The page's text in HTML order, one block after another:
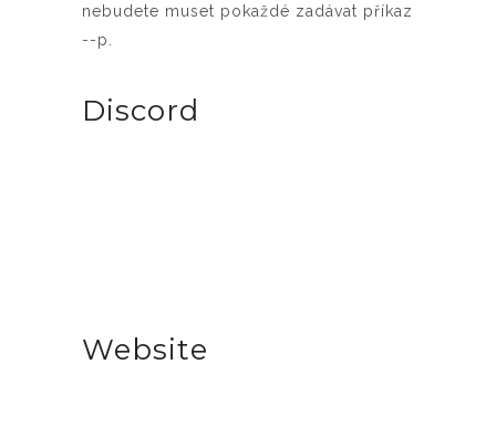
nebudete muset pokaždé zadávat příkaz
--p.
Discord
Website